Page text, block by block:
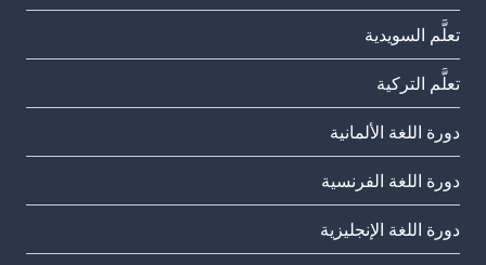
تعلَّم السويدية
تعلَّم التركية
دورة اللغة الألمانية
دورة اللغة الفرنسية
دورة اللغة الإنجليزية